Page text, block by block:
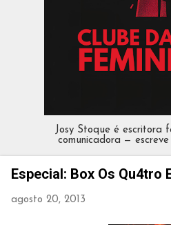
Josy Stoque é escritora
comunicadora —
Especial: Box Os Qu4tro
agosto 20, 2013